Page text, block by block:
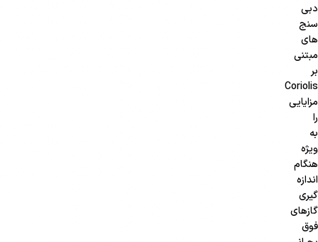
دبی
سنج
های
مبتنی
بر
Coriolis
مزایایی
را
به
ویژه
هنگام
اندازه
گیری
گازهای
فوق